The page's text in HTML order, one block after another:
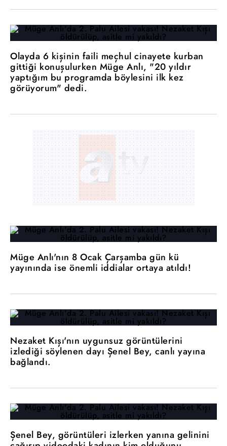
Olayda 6 kişinin faili meçhul cinayete kurban
gittiği konuşulurken Müge Anlı, "20 yıldır
yaptığım bu programda böylesini ilk kez
görüyorum" dedi.
Müge Anlı'nın 8 Ocak Çarşamba gün kü
yayınında ise önemli iddialar ortaya atıldı!
Nezaket Kışı'nın uygunsuz görüntülerini
izlediği söylenen dayı Şenel Bey, canlı yayına
bağlandı.
Şenel Bey, görüntüleri izlerken yanına gelinini